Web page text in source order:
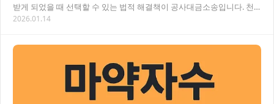
받게 되었을 때 선택할 수 있는 법적 해결책이 공사대금소송입니다. 천
안에서 발생하는 공사대금 관련 분쟁은 증거…
2026.01.14